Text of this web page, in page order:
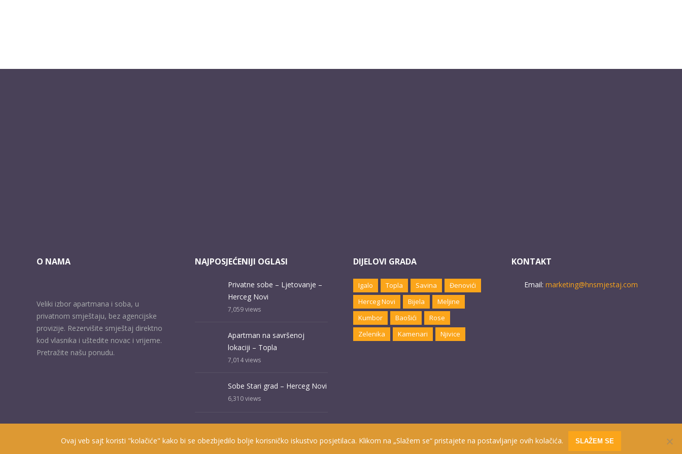
O NAMA
Veliki izbor apartmana i soba, u
privatnom smještaju, bez agencijske
provizije. Rezervišite smještaj direktno
kod vlasnika i uštedite novac i vrijeme.
Pretražite našu ponudu.
NAJPOSJEĆENIJI OGLASI
Privatne sobe – Ljetovanje –
Herceg Novi
7,059views
Apartman na savršenoj
lokaciji – Topla
7,014views
Sobe Stari grad – Herceg Novi
6,310views
DIJELOVI GRADA
Igalo Topla Savina
Đenovići
Herceg Novi
Bijela
Meljine
Kumbor
Baošići
Rose
Zelenika
Kamenari Njivice
KONTAKT
Email: marketing@hnsmjestaj.com
Prisutni od 2010. godine | 2019 © Smještaj u Herceg Novom
Ovaj veb sajt koristi "kolačiće" kako bi se obezbjedilo bolje korisničko iskustvo posjetilaca. Klikom na „Slažem se“ pristajete na postavljanje ovih kolačića. SLAŽEM SE